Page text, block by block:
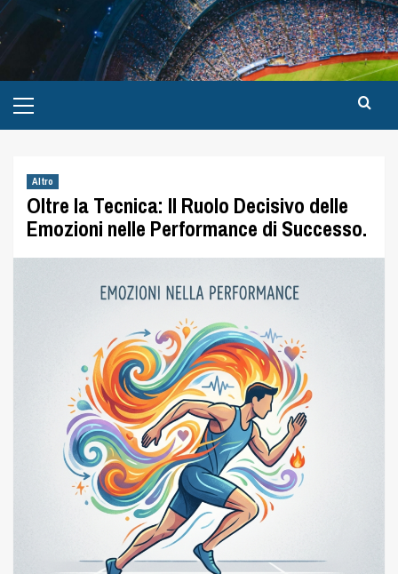
Altro
Oltre la Tecnica: Il Ruolo Decisivo delle
Emozioni nelle Performance di Successo.